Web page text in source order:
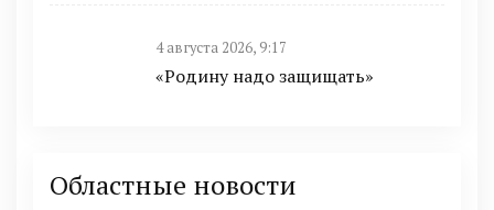
4 августа 2026, 9:17
«Родину надо защищать»
Областные новости